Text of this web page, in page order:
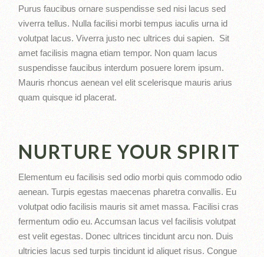
Purus faucibus ornare suspendisse sed nisi lacus sed
viverra tellus. Nulla facilisi morbi tempus iaculis urna id
volutpat lacus. Viverra justo nec ultrices dui sapien. Sit
amet facilisis magna etiam tempor. Non quam lacus
suspendisse faucibus interdum posuere lorem ipsum.
Mauris rhoncus aenean vel elit scelerisque mauris arius
quam quisque id placerat.
NURTURE YOUR SPIRIT
Elementum eu facilisis sed odio morbi quis commodo odio
aenean. Turpis egestas maecenas pharetra convallis. Eu
volutpat odio facilisis mauris sit amet massa. Facilisi cras
fermentum odio eu. Accumsan lacus vel facilisis volutpat
est velit egestas. Donec ultrices tincidunt arcu non. Duis
ultricies lacus sed turpis tincidunt id aliquet risus. Congue